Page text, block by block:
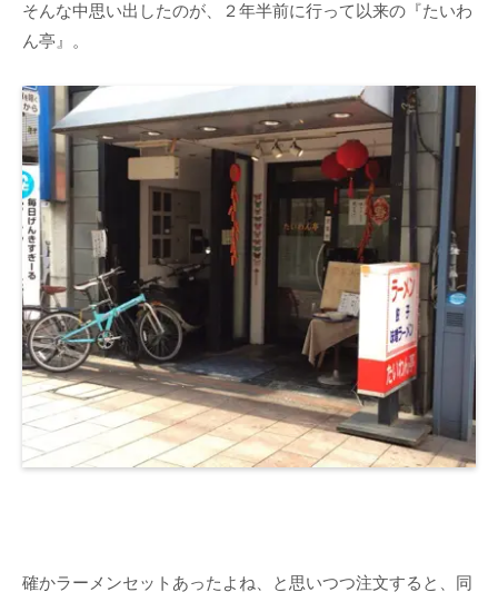
そんな中思い出したのが、２年半前に行って以来の『たいわ
ん亭』。
確かラーメンセットあったよね、と思いつつ注文すると、同